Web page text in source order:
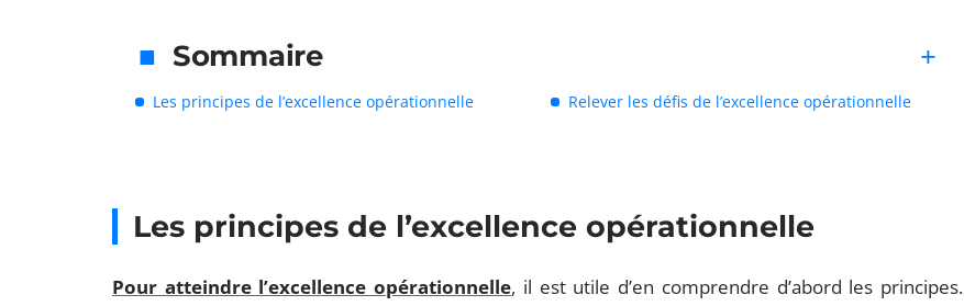
Sommaire
Les principes de l’excellence opérationnelle Relever les défis de l’excellence opérationnelle
Les principes de l’excellence opérationnelle
Pour atteindre l’excellence opérationnelle, il est utile d’en comprendre d’abord les principes.